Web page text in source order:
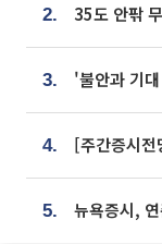
2.
3.
4.
5.